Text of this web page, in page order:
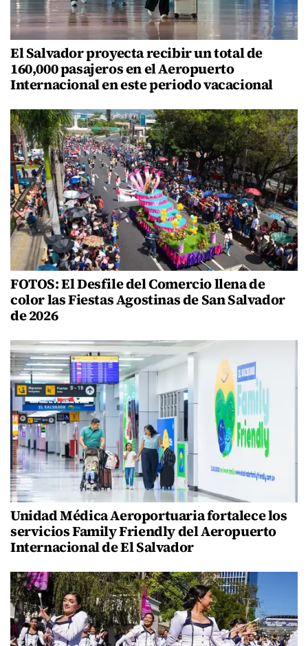
El Salvador proyecta recibir un total de
160,000 pasajeros en el Aeropuerto
Internacional en este periodo vacacional
FOTOS: El Desfile del Comercio llena de
color las Fiestas Agostinas de San Salvador
de 2026
Unidad Médica Aeroportuaria fortalece los
servicios Family Friendly del Aeropuerto
Internacional de El Salvador